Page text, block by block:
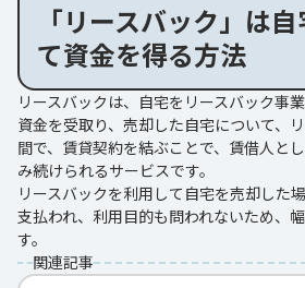
「リースバック」は
て資金を得る方法
リースバックは、自宅をリースバック事
資金を受取り、売却した自宅について、
間で、賃貸契約を結ぶことで、賃借人と
み続けられるサービスです。
リースバックを利用して自宅を売却した
支払われ、利用目的も問われないため、
す。
関連記事